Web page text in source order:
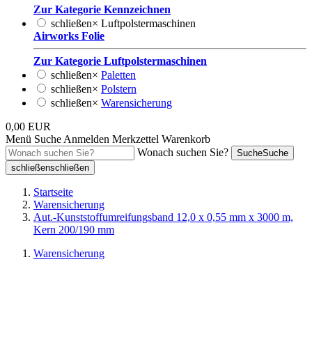
Zur Kategorie Kennzeichnen
schließen× Luftpolstermaschinen
Airworks Folie
Zur Kategorie Luftpolstermaschinen
schließen× Paletten
schließen× Polstern
schließen× Warensicherung
0,00 EUR
Menü Suche Anmelden Merkzettel Warenkorb
Wonach suchen Sie?
SucheSuche
schließenschließen
Startseite
Warensicherung
Aut.-Kunststoffumreifungsband 12,0 x 0,55 mm x 3000 m,
Kern 200/190 mm
Warensicherung